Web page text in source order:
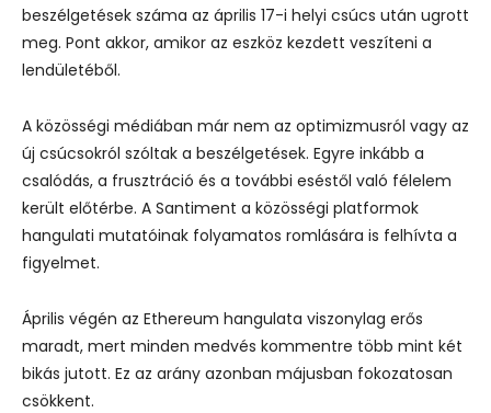
beszélgetések száma az április 17-i helyi csúcs után ugrott
meg. Pont akkor, amikor az eszköz kezdett veszíteni a
lendületéből.
A közösségi médiában már nem az optimizmusról vagy az
új csúcsokról szóltak a beszélgetések. Egyre inkább a
csalódás, a frusztráció és a további eséstől való félelem
került előtérbe. A Santiment a közösségi platformok
hangulati mutatóinak folyamatos romlására is felhívta a
figyelmet.
Április végén az Ethereum hangulata viszonylag erős
maradt, mert minden medvés kommentre több mint két
bikás jutott. Ez az arány azonban májusban fokozatosan
csökkent.